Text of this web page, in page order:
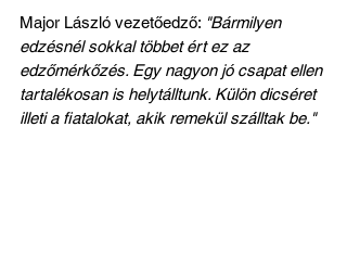
Major László vezetőedző: "Bármilyen
edzésnél sokkal többet ért ez az
edzőmérkőzés. Egy nagyon jó csapat ellen
tartalékosan is helytálltunk. Külön dicséret
illeti a fiatalokat, akik remekül szálltak be."